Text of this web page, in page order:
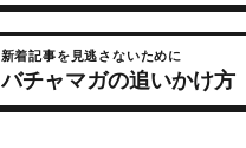
新着記事を見逃さないために
バチャマガの追いかけ方